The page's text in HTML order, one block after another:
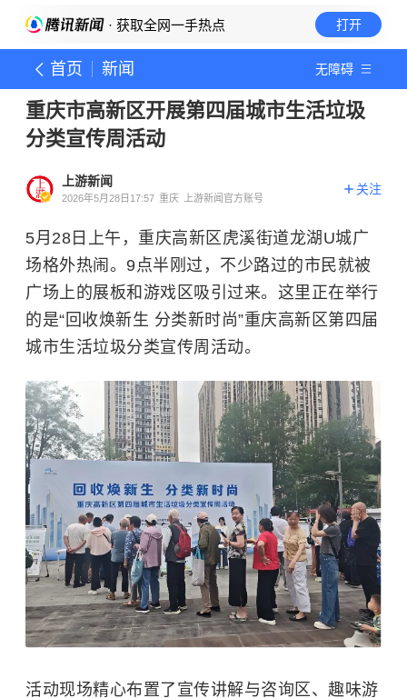
· 获取全网一手热点 打开
首页 新闻 无障碍
重庆市高新区开展第四届城市生活垃圾
分类宣传周活动
上游新闻
2026年5月28日17:57 重庆 上游新闻官方账号
关注
5月28日上午，重庆高新区虎溪街道龙湖U城广
场格外热闹。9点半刚过，不少路过的市民就被
广场上的展板和游戏区吸引过来。这里正在举行
的是“回收焕新生 分类新时尚”重庆高新区第四届
城市生活垃圾分类宣传周活动。
活动现场精心布置了宣传讲解与咨询区、趣味游